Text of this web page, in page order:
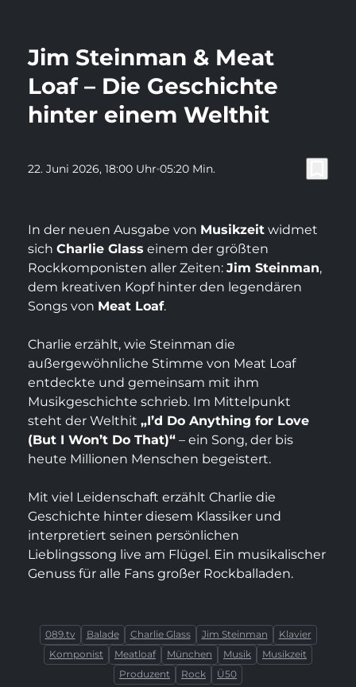
altern – Was Ernährung
wirklich bewirken kann
TEIL 2
Im zweiten Teil von Gesundzeit spricht
Greta Baesch mit Melanie Hofsäß-Tierling, …
7. Aug. 2026, 18:00 Uhr 16:48 Min.
play_arrow Jetzt ansehen bookmark_border merken
Jim Steinman & Meat
Loaf – Die Geschichte
hinter einem Welthit
22. Juni 2026, 18:00 Uhr05:20 Min.
In der neuen Ausgabe von Musikzeit widmet
sichCharlie Glass einem der größten
Rockkomponisten aller Zeiten:Jim Steinman,
dem kreativen Kopf hinter den legendären
Songs von Meat Loaf.
Charlie erzählt, wie Steinman die
außergewöhnliche Stimme von Meat Loaf
entdeckte und gemeinsam mit ihm
Musikgeschichte schrieb. Im Mittelpunkt
steht der Welthit„I’d Do Anything for Love
(But I Won’t Do That)“ – ein Song, der bis
heute Millionen Menschen begeistert.
Mit viel Leidenschaft erzählt Charlie die
Geschichte hinter diesem Klassiker und
interpretiert seinen persönlichen
Lieblingssong live am Flügel. Ein musikalischer
Genuss für alle Fans großer Rockballaden.
089.tv Balade Charlie Glass Jim Steinman
Klavier
Komponist
Meatloaf München Musik
Musikzeit
Produzent
Rock Ü50